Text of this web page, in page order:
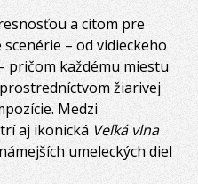
a citom pre
– od vidieckeho
pričom každému miestu
žiarivej
Medzi
aj ikonická Veľká vlna
umeleckých diel